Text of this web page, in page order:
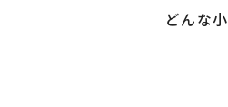
どんな